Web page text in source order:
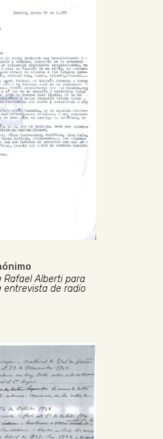
Rafael Alberti para
entrevista de radio